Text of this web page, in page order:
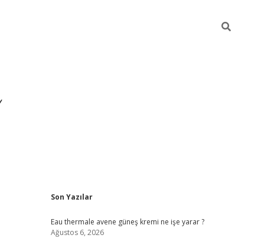
Sidebar
Son Yazılar
Eau thermale avene güneş kremi ne işe yarar ?
Ağustos 6, 2026